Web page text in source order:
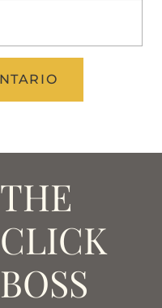
THE
CLICK
BOSS